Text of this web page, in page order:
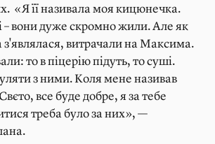
«Я її називала моя кицюнечка.
– вони дуже скромно жили. Але як
з'являлася, витрачали на Максима.
то в піцерію підуть, то суші.
з ними. Коля мене називав
все буде добре, я за тебе
треба було за них», —